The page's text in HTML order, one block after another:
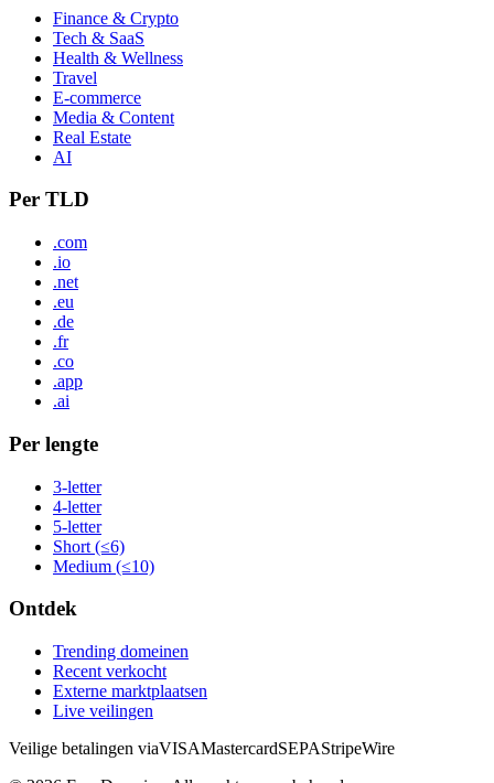
Finance & Crypto
Tech & SaaS
Health & Wellness
Travel
E-commerce
Media & Content
Real Estate
AI
Per TLD
.com
.io
.net
.eu
.de
.fr
.co
.app
.ai
Per lengte
3-letter
4-letter
5-letter
Short (≤6)
Medium (≤10)
Ontdek
Trending domeinen
Recent verkocht
Externe marktplaatsen
Live veilingen
Veilige betalingen viaVISAMastercardSEPAStripeWire